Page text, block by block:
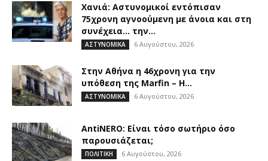
Χανιά: Αστυνομικοί εντόπισαν
75χρονη αγνοούμενη με άνοια και στη
συνέχεια… την...
ΑΣΤΥΝΟΜΙΚΑ 6 Αυγούστου, 2026
Στην Αθήνα η 46χρονη για την
υπόθεση της Marfin – Η...
ΑΣΤΥΝΟΜΙΚΑ 6 Αυγούστου, 2026
AntiNERO: Είναι τόσο σωτήριο όσο
παρουσιάζεται;
ΠΟΛΙΤΙΚΗ 6 Αυγούστου, 2026